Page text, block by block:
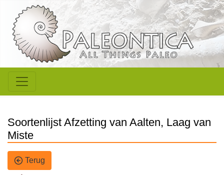
Soortenlijst Afzetting van Aalten, Laag van
Miste
Terug